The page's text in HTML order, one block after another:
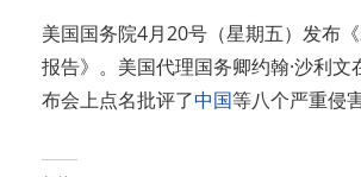
美国国务院4月20号（星期五）发布
报告》。美国代理国务卿约翰·沙利文
布会上点名批评了中国等八个严重侵